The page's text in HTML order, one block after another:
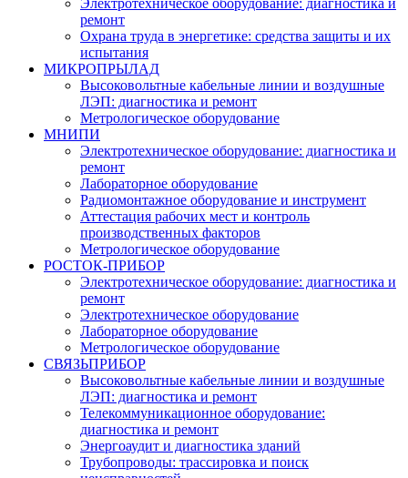
Электротехническое оборудование: диагностика и
ремонт
Охрана труда в энергетике: средства защиты и их
испытания
МИКРОПРЫЛАД
Высоковольтные кабельные линии и воздушные
ЛЭП: диагностика и ремонт
Метрологическое оборудование
МНИПИ
Электротехническое оборудование: диагностика и
ремонт
Лабораторное оборудование
Радиомонтажное оборудование и инструмент
Аттестация рабочих мест и контроль
производственных факторов
Метрологическое оборудование
РОСТОК-ПРИБОР
Электротехническое оборудование: диагностика и
ремонт
Электротехническое оборудование
Лабораторное оборудование
Метрологическое оборудование
СВЯЗЬПРИБОР
Высоковольтные кабельные линии и воздушные
ЛЭП: диагностика и ремонт
Телекоммуникационное оборудование:
диагностика и ремонт
Энергоаудит и диагностика зданий
Трубопроводы: трассировка и поиск